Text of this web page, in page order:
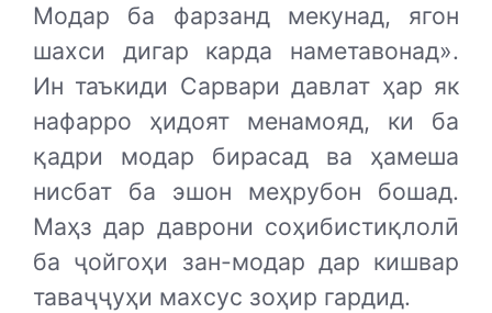
Модар ба фарзанд мекунад, ягон
шахси дигар карда наметавонад».
Ин таъкиди Сарвари давлат ҳар як
нафарро ҳидоят менамояд, ки ба
қадри модар бирасад ва ҳамеша
нисбат ба эшон меҳрубон бошад.
Маҳз дар даврони соҳибистиқлолӣ
ба ҷойгоҳи зан-модар дар кишвар
таваҷҷуҳи махсус зоҳир гардид.